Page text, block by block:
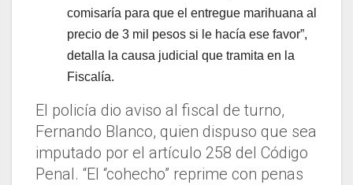
comisaría para que el entregue marihuana al
precio de 3 mil pesos si le hacía ese favor”,
detalla la causa judicial que tramita en la
Fiscalía.
El policía dio aviso al fiscal de turno,
Fernando Blanco, quien dispuso que sea
imputado por el artículo 258 del Código
Penal. “El “cohecho” reprime con penas